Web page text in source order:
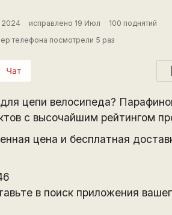
исправлено 19 Июл
100 поднятий
телефона посмотрели 5 раз
Чат
цепи велосипеда?
с высочайшим рейтингом
цена и бесплатная
в поиск приложения